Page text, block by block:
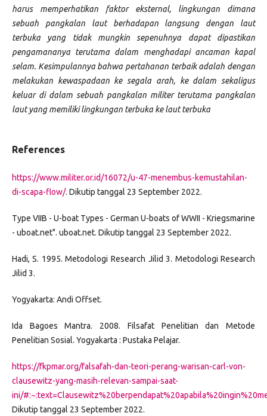
harus memperhatikan faktor eksternal, lingkungan dimana
sebuah pangkalan laut berhadapan langsung dengan laut
terbuka yang tidak mungkin sepenuhnya dapat dipastikan
pengamananya terutama dalam menghadapi ancaman kapal
selam. Kesimpulannya bahwa pertahanan terbaik adalah dengan
melakukan kewaspadaan ke segala arah, ke dalam sekaligus
keluar di dalam sebuah pangkalan militer terutama pangkalan
laut yang memiliki lingkungan terbuka ke laut terbuka
References
https://www.militer.or.id/16072/u-47-menembus-kemustahilan-
di-scapa-flow/. Dikutip tanggal 23 September 2022.
Type VIIB - U-boat Types - German U-boats of WWII - Kriegsmarine
- uboat.net". uboat.net. Dikutip tanggal 23 September 2022.
Hadi, S. 1995. Metodologi Research Jilid 3. Metodologi Research
Jilid 3.
Yogyakarta: Andi Offset.
Ida Bagoes Mantra. 2008. Filsafat Penelitian dan Metode
Penelitian Sosial. Yogyakarta : Pustaka Pelajar.
https://fkpmar.org/falsafah-dan-teori-perang-warisan-carl-von-
clausewitz-yang-masih-relevan-sampai-saat-
ini/
Dikutip tanggal 23 September 2022.